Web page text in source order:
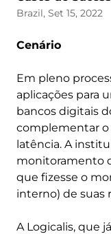
Brazil, Set 15, 2022
Cenário
Em pleno
aplicações para
bancos digitais
complementar
latência. A
monitoramento
que fizesse o
interno) de suas
A Logicalis, que